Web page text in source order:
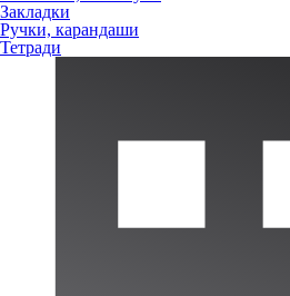
Закладки
Ручки, карандаши
Тетради